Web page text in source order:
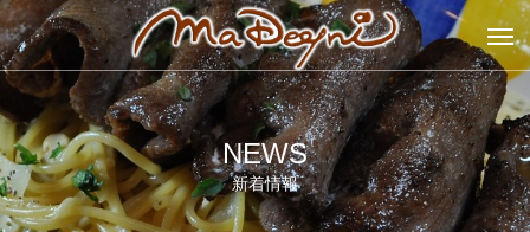
NEWS
新着情報